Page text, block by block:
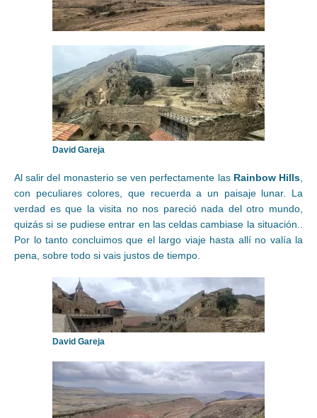
David Gareja
Al salir del monasterio se ven perfectamente las Rainbow Hills,
con peculiares colores, que recuerda a un paisaje lunar. La
verdad es que la visita no nos pareció nada del otro mundo,
quizás si se pudiese entrar en las celdas cambiase la situación..
Por lo tanto concluimos que el largo viaje hasta allí no valía la
pena, sobre todo si vais justos de tiempo.
David Gareja